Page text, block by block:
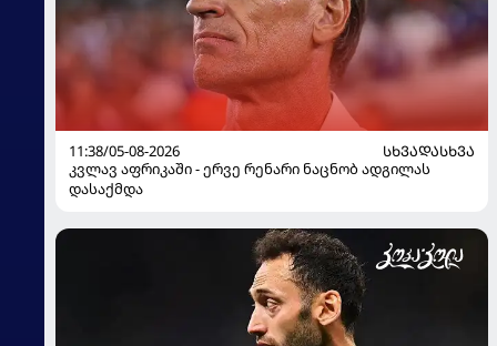
11:38/05-08-2026
ᲡᲮᲕᲐᲓᲐᲡᲮᲕᲐ
კვლავ აფრიკაში - ერვე რენარი ნაცნობ ადგილას
დასაქმდა